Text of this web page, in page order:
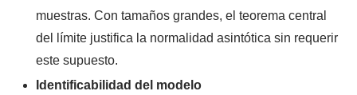
muestras. Con tamaños grandes, el teorema central
del límite justifica la normalidad asintótica sin requerir
este supuesto.
Identificabilidad del modelo